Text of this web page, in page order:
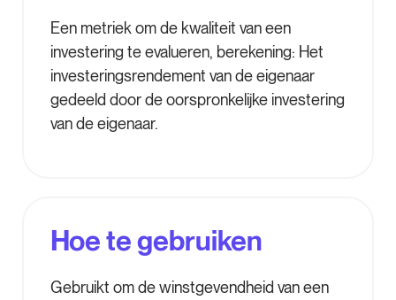
Een metriek om de kwaliteit van een
investering te evalueren, berekening: Het
investeringsrendement van de eigenaar
gedeeld door de oorspronkelijke investering
van de eigenaar.
Hoe te gebruiken
Gebruikt om de winstgevendheid van een